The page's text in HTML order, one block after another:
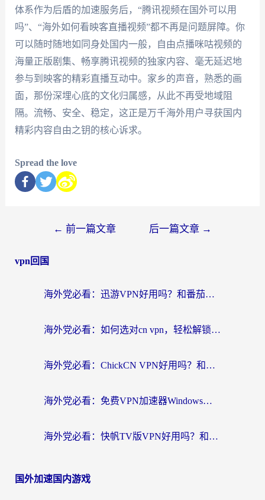
体系作为后盾的加速服务后，“腾讯视频在国外可以用
吗”、“海外如何看映客直播视频”都不再是问题屏障。你
可以随时随地如同身处国内一般，自由点播咪咕视频的
海量正版剧集、畅享腾讯视频的独家内容、毫无延迟地
参与到映客的精彩直播互动中。家乡的声音，熟悉的画
面，那份深埋心底的文化归属感，从此不再受地域阻
隔。流畅、安全、稳定，这正是万千海外用户寻获国内
精彩内容自由之钥的核心诉求。
Spread the love
← 前一篇文章 后一篇文章 →
vpn回国
海外党必看：迅游VPN好用吗？和番茄加速器VPN对比哪个回国效果更好？
海外党必看：如何选对cn vpn，轻松解锁国内影音游戏？
海外党必看：ChickCN VPN好用吗？和星河VPN对比哪个回国效果更好？附真实体验+避坑指南
海外党必看：免费VPN加速器Windows版怎么选？附真实测评与无缝访问国内资源指南
海外党必看：快帆TV版VPN好用吗？和hi龟龟VPN对比哪个回国效果更好？附免费加速器选择指南
国外加速国内游戏